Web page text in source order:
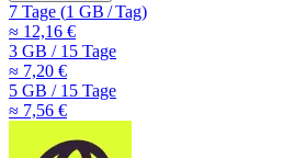
7 Tage (1 GB /Tag)
≈ 12,16 €
3 GB /15 Tage
≈ 7,20 €
5 GB /15 Tage
≈ 7,56 €